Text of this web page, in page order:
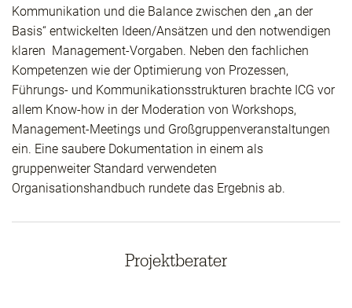
Kommunikation und die Balance zwischen den „an der
Basis“ entwickelten Ideen/Ansätzen und den notwendigen
klaren Management-Vorgaben. Neben den fachlichen
Kompetenzen wie der Optimierung von Prozessen,
Führungs- und Kommunikationsstrukturen brachte ICG vor
allem Know-how in der Moderation von Workshops,
Management-Meetings und Großgruppenveranstaltungen
ein. Eine saubere Dokumentation in einem als
gruppenweiter Standard verwendeten
Organisationshandbuch rundete das Ergebnis ab.
Projektberater